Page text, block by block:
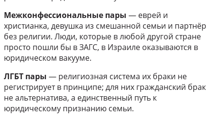
Межконфессиональные пары — еврей и
христианка, девушка из смешанной семьи и партнёр
без религии. Люди, которые в любой другой стране
просто пошли бы в ЗАГС, в Израиле оказываются в
юридическом вакууме.
ЛГБТ пары — религиозная система их браки не
регистрирует в принципе; для них гражданский брак
не альтернатива, а единственный путь к
юридическому признанию семьи.